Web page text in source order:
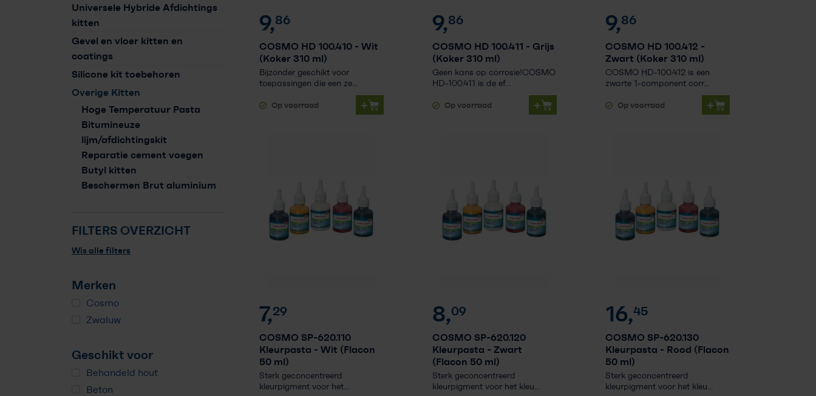
Universele Hybride Afdichtings
kitten
Gevel en vloer kitten en
coatings
Silicone kit toebehoren
Overige Kitten
Hoge Temperatuur Pasta
Bitumineuze
lijm/afdichtingskit
Reparatie cement voegen
Butyl kitten
Beschermen Brut aluminium
FILTERS OVERZICHT
Wis alle filters
Merken
Cosmo
Zwaluw
Geschikt voor
Behandeld hout
Beton
9,86
COSMO HD 100.410 - Wit
(Koker 310 ml)
Bijzonder geschikt voor
toepassingen die een ze...
Op voorraad +
9,86
COSMO HD 100.411 - Grijs
(Koker 310 ml)
Geen kans op corrosie!COSMO
HD-100.411 is de ef...
Op voorraad +
9,86
COSMO HD 100.412 -
Zwart (Koker 310 ml)
COSMO HD-100.412 is een
zwarte 1-component corr...
Op voorraad +
7,29
COSMO SP-620.110
Kleurpasta - Wit (Flacon
50 ml)
Sterk geconcentreerd
kleurpigment voor het...
8,09
COSMO SP-620.120
Kleurpasta - Zwart
(Flacon 50 ml)
Sterk geconcentreerd
kleurpigment voor het kleu...
16,45
COSMO SP-620.130
Kleurpasta - Rood (Flacon
50 ml)
Sterk geconcentreerd
kleurpigment voor het kleu...